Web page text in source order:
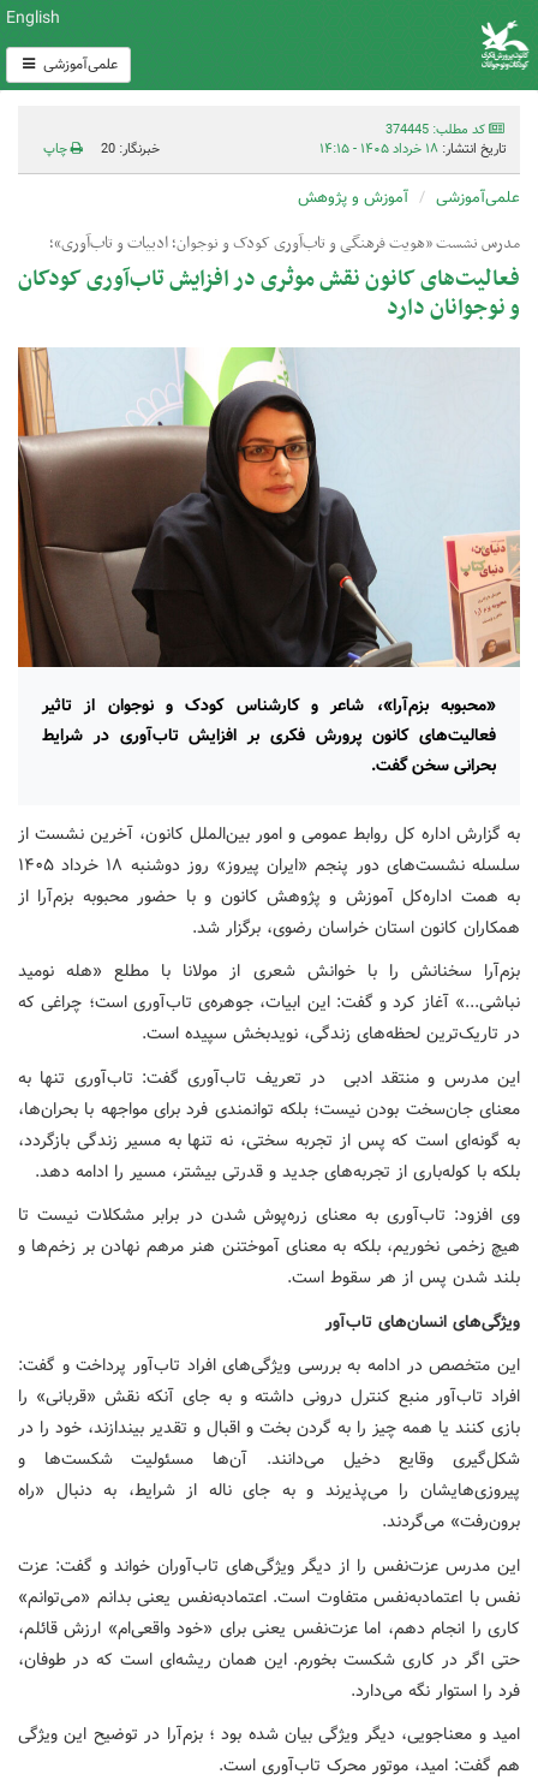
English
علمی‌آموزشی
کد مطلب: 374445
تاریخ انتشار: ۱۸ خرداد ۱۴۰۵ - ۱۴:۱۵ خبرنگار: 20 چاپ
علمی‌آموزشی آموزش و پژوهش
مدرس نشست «هویت فرهنگی و تاب‌آوری کودک و نوجوان؛ ادبیات و تاب‌آوری»؛
فعالیت‌های کانون نقش موثری در افزایش تاب‌آوری کودکان
و نوجوانان دارد
«محبوبه بزم‌آرا»، شاعر و کارشناس کودک و نوجوان از تاثیر
فعالیت‌های کانون پرورش فکری بر افزایش تاب‌آوری در شرایط
بحرانی سخن گفت.
به گزارش اداره کل روابط عمومی و امور بین‌الملل کانون، آخرین نشست از
سلسله نشست‌های دور پنجم «ایران پیروز» روز دوشنبه ۱۸ خرداد ۱۴۰۵
به همت اداره‌کل آموزش و پژوهش کانون و با حضور محبوبه بزم‌آرا از
همکاران کانون استان خراسان رضوی، برگزار شد.
بزم‌آرا سخنانش را با خوانش شعری از مولانا با مطلع «هله نومید
نباشی...» آغاز کرد و گفت: این ابیات، جوهره‌ی تاب‌آوری است؛ چراغی که
در تاریک‌ترین لحظه‌های زندگی، نویدبخش سپیده است.
این مدرس و منتقد ادبی در تعریف تاب‌آوری گفت: تاب‌آوری تنها به
معنای جان‌سخت بودن نیست؛ بلکه توانمندی فرد برای مواجهه با بحران‌ها،
به گونه‌ای است که پس از تجربه سختی، نه تنها به مسیر زندگی بازگردد،
بلکه با کوله‌باری از تجربه‌های جدید و قدرتی بیشتر، مسیر را ادامه دهد.
وی افزود: تاب‌آوری به معنای زره‌پوش شدن در برابر مشکلات نیست تا
هیچ زخمی نخوریم، بلکه به معنای آموختنن هنر مرهم نهادن بر زخم‌ها و
بلند شدن پس از هر سقوط است.
ویژگی‌های انسان‌های تاب‌آور
این متخصص در ادامه به بررسی ویژگی‌های افراد تاب‌آور پرداخت و گفت:
افراد تاب‌آور منبع کنترل درونی داشته و به جای آنکه نقش «قربانی» را
بازی کنند یا همه چیز را به گردن بخت و اقبال و تقدیر بیندازند، خود را در
شکل‌گیری وقایع دخیل می‌دانند. آن‌ها مسئولیت شکست‌ها و
پیروزی‌هایشان را می‌پذیرند و به جای ناله از شرایط، به دنبال «راه
برون‌رفت» می‌گردند.
این مدرس عزت‌نفس را از دیگر ویژگی‌های تاب‌آوران خواند و گفت: عزت
نفس با اعتمادبه‌نفس متفاوت است. اعتمادبه‌نفس یعنی بدانم «می‌توانم»
کاری را انجام دهم، اما عزت‌نفس یعنی برای «خود واقعی‌ام» ارزش قائلم،
حتی اگر در کاری شکست بخورم. این همان ریشه‌ای است که در طوفان،
فرد را استوار نگه می‌دارد.
امید و معناجویی، دیگر ویژگی بیان شده بود ؛ بزم‌آرا در توضیح این ویژگی
هم گفت: امید، موتور محرک تاب‌آوری است.